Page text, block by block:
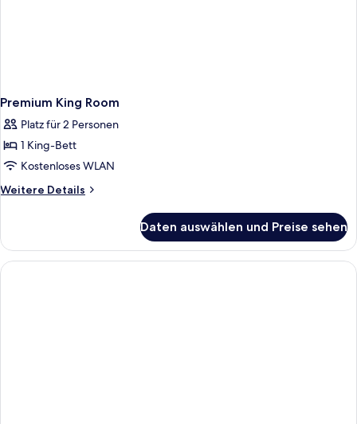
Premium King Room
Platz für 2 Personen
1 King-Bett
Kostenloses WLAN
Weitere Details
Weitere
King
Room
Daten auswählen und Preise sehen